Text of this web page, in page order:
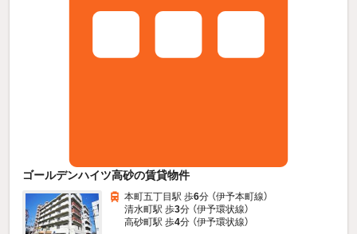
ゴールデンハイツ高砂の賃貸物件
本町五丁目駅 歩6分 （伊予本町線）
清水町駅 歩3分 （伊予環状線）
高砂町駅 歩4分 （伊予環状線）